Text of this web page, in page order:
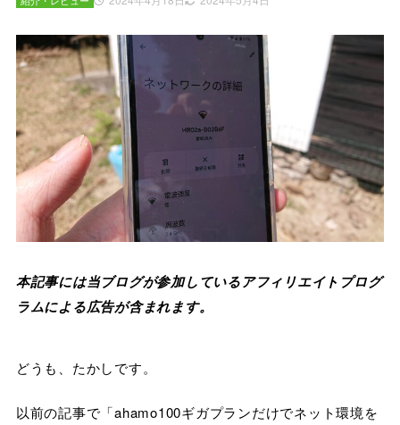
本記事には当ブログが参加しているアフィリエイトプログ
ラムによる広告が含まれます。
どうも、たかしです。
以前の記事で「ahamo100ギガプランだけでネット環境を